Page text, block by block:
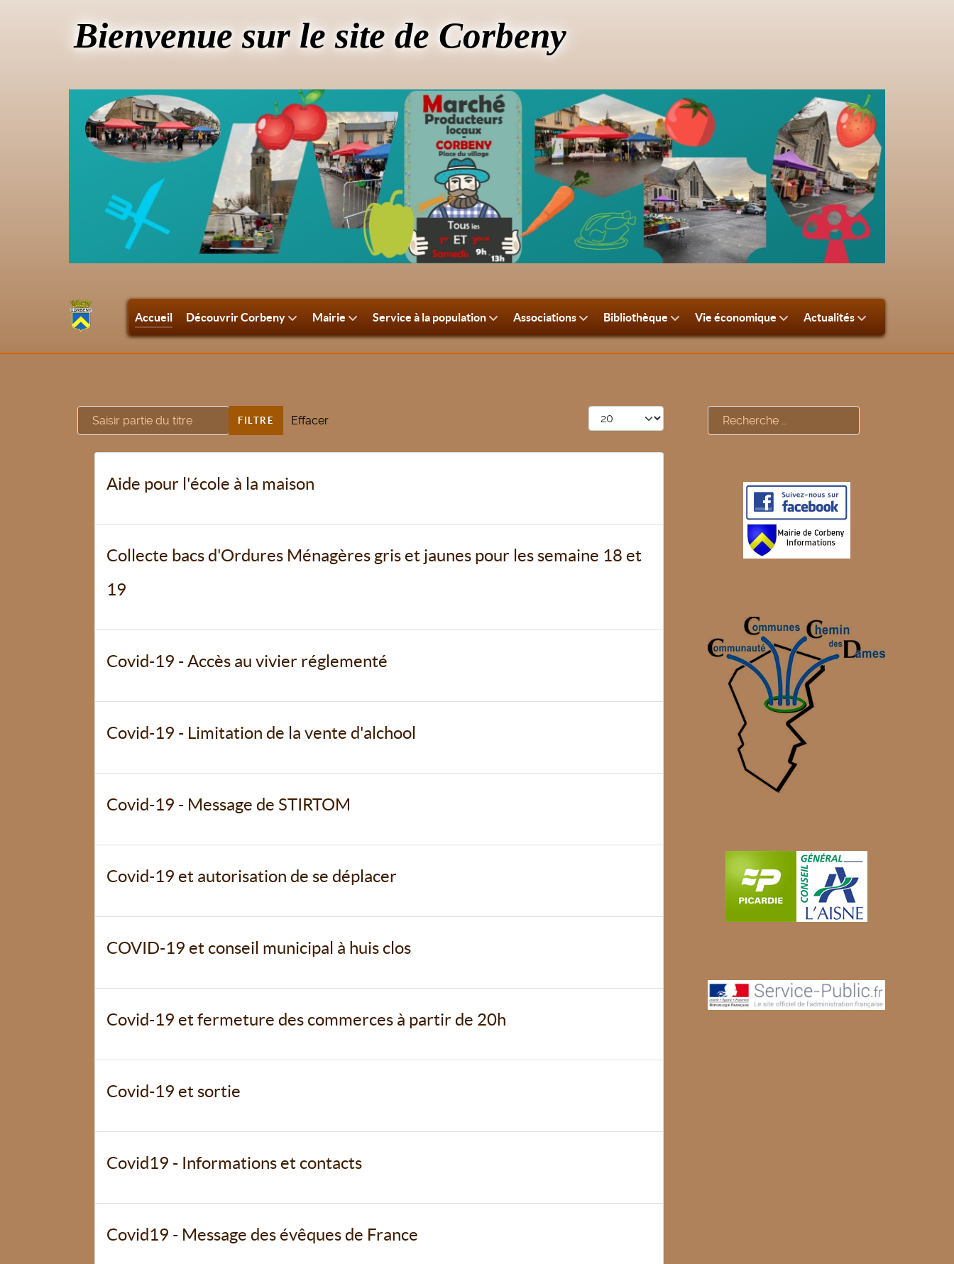
Bienvenue sur le site de Corbeny
Accueil Découvrir Corbeny Mairie Service à la population Associations Bibliothèque Vie économique Actualités
Saisir partie du titre FILTRE Effacer Afficher #
Aide pour l'école à la maison
Collecte bacs d'Ordures Ménagères gris et jaunes pour les semaine 18 et
19
Covid-19 - Accès au vivier réglementé
Covid-19 - Limitation de la vente d'alchool
Covid-19 - Message de STIRTOM
Covid-19 et autorisation de se déplacer
COVID-19 et conseil municipal à huis clos
Covid-19 et fermeture des commerces à partir de 20h
Covid-19 et sortie
Covid19 - Informations et contacts
Covid19 - Message des évêques de France
Rechercher